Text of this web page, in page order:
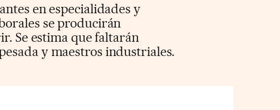
en especialidades y
se producirán
Se estima que faltarán
y maestros industriales.